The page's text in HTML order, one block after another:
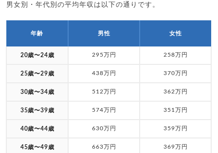
男女別・年代別の平均年収は以下の通りです。
年齢 男性 女性
20歳〜24歳 295万円 258万円
25歳〜29歳 438万円 370万円
30歳〜34歳 512万円 362万円
35歳〜39歳 574万円 351万円
40歳〜44歳 630万円 359万円
45歳〜49歳 663万円 369万円